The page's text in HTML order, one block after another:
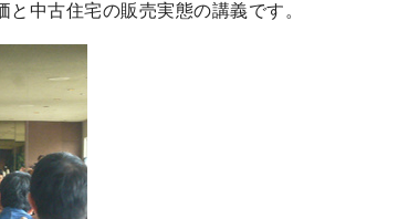
と中古住宅の販売実態の講義です。